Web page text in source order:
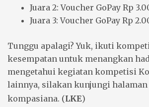
Juara 2: Voucher GoPay Rp
Juara 3: Voucher GoPay Rp
Tunggu apalagi? Yuk, ikuti
kesempatan untuk menangkan
mengetahui kegiatan kompetisi
lainnya, silakan kunjungi halaman
kompasiana. (LKE)